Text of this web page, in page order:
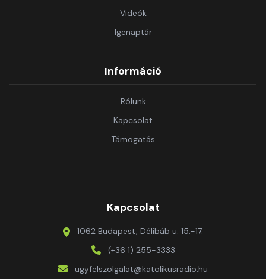
Videók
Igenaptár
Információ
Rólunk
Kapcsolat
Támogatás
Kapcsolat
1062 Budapest, Délibáb u. 15.-17.
(+36 1) 255-3333
ugyfelszolgalat@katolikusradio.hu